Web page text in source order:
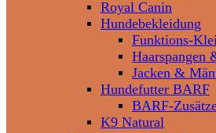
Royal Canin
Hundebekleidung
Funktions-
Haarspangen
Jacken &
Hundefutter BARF
BARF-
K9 Natural